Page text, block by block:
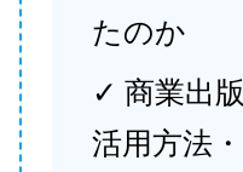
たのか
✓ 商業出
活用方法